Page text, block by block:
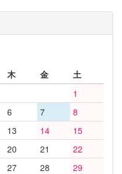
木 金
土
1
6 7
8
13 14
15
20 21
22
27 28
29